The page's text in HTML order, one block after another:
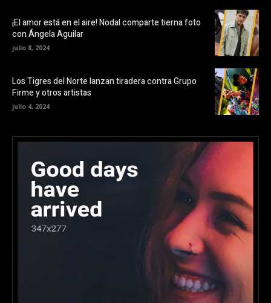
¡El amor está en el aire! Nodal comparte tierna foto
con Ángela Aguilar
julio 8, 2024
Los Tigres del Norte lanzan tiradera contra Grupo
Firme y otros artistas
julio 4, 2024